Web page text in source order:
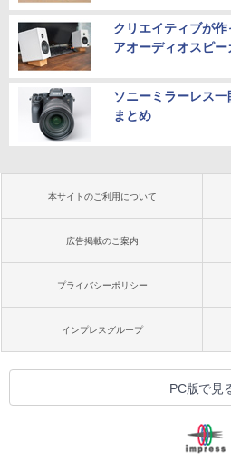
クリエイティブが
アオーディオスピー
ソニーミラーレス
まとめ
本サイトのご利用について
広告掲載のご案内
プライバシーポリシー
インプレスグループ
PC版で見